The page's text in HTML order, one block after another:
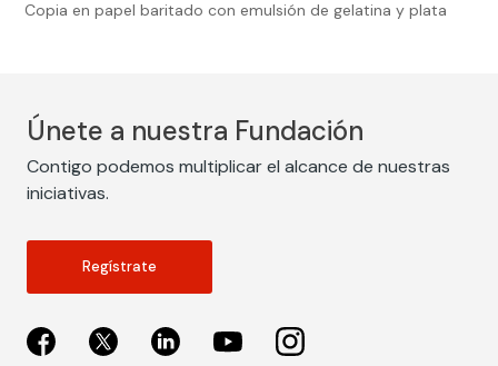
Copia en papel baritado con emulsión de gelatina y plata
Únete a nuestra Fundación
Contigo podemos multiplicar el alcance de nuestras
iniciativas.
Regístrate